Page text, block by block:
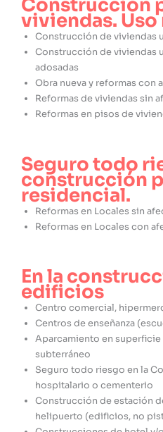
Construcción
viviendas.
Construcción de viviendas
Construcción de viviendas
adosadas
Obra nueva y reformas con
Reformas de viviendas sin
Reformas en pisos de
Seguro todo
construcción
residencial.
Reformas en Locales sin
Reformas en Locales con
En la
edificios
Centro comercial,
Centros de enseñanza
Aparcamiento en
subterráneo
Seguro todo riesgo en la
hospitalario o cementerio
Construcción de estación
helipuerto (edificios, no